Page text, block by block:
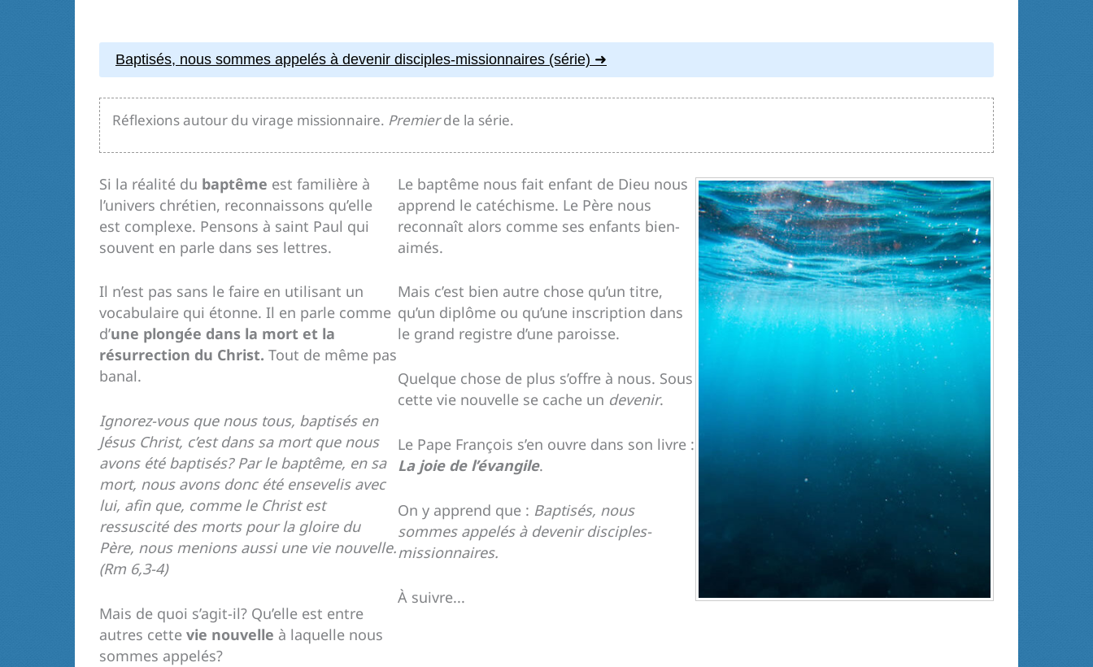
Baptisés, nous sommes appelés à devenir disciples-missionnaires (série)
Réflexions autour du virage missionnaire. Premierde la série.
Si la réalité du baptême est familière à
l’univers chrétien, reconnaissons qu’elle
est complexe. Pensons à saint Paul qui
souvent en parle dans ses lettres.
Il n’est pas sans le faire en utilisant un
vocabulaire qui étonne. Il en parle comme
d’une plongée dans la mort et la
résurrection du Christ. Tout de même pas
banal.
Ignorez-vous que nous tous, baptisés en
Jésus Christ, c’est dans sa mort que nous
avons été baptisés? Par le baptême, en sa
mort, nous avons donc été ensevelis avec
lui, afin que, comme le Christ est
ressuscité des morts pour la gloire du
Père, nous menions aussi une vie nouvelle.
(Rm 6,3-4)
Mais de quoi s’agit-il? Qu’elle est entre
autres cette vie nouvelle à laquelle nous
sommes appelés?
Le baptême nous fait enfant de Dieu nous
apprend le catéchisme. Le Père nous
reconnaît alors comme ses enfants bien-
aimés.
Mais c’est bien autre chose qu’un titre,
qu’un diplôme ou qu’une inscription dans
le grand registre d’une paroisse.
Quelque chose de plus s’offre à nous. Sous
cette vie nouvelle se cache un devenir.
Le Pape François s’en ouvre dans son livre :
La joie de l’évangile.
On y apprend que : Baptisés, nous
sommes appelés à devenir disciples-
missionnaires.
À suivre...